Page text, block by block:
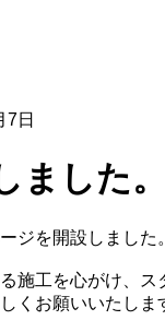
7日
ました。
ジを開設しました。
施工を心がけ、ス
くお願いいたしま